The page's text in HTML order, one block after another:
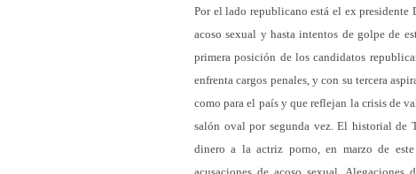
Por el lado republicano está el ex presidente
acoso sexual y hasta intentos de golpe de
primera posición de los candidatos
enfrenta cargos penales, y con su tercera
como para el país y que reflejan la crisis de
salón oval por segunda vez. El historial de
dinero a la actriz porno, en marzo de